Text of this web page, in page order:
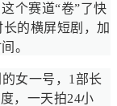
个赛道“卷”了快
的横屏短剧，加
。
女一号，1部长
，一天拍24小